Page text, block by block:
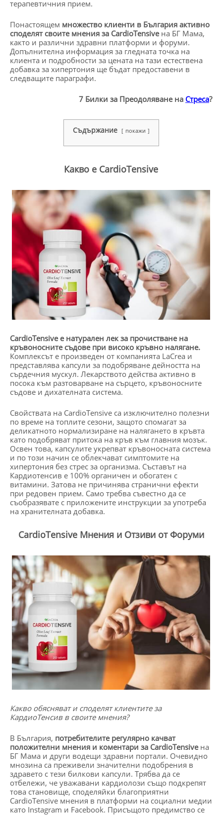
терапевтичния прием.
Понастоящем множество клиенти в България активно
споделят своите мнения за CardioTensiveна БГ Мама,
както и различни здравни платформи и форуми.
Допълнителна информация за гледната точка на
клиента и подробности за цената на тази естествена
добавка за хипертония ще бъдат предоставени в
следващите параграфи.
7 Билки за Преодоляване на Стреса?
Съдържание покажи
Какво e CardioTensive
CardioTensive е натурален лек за прочистване на
кръвоносните съдове при високо кръвно налягане.
Комплексът е произведен от компанията LaCrea и
представлява капсули за подобряване дейността на
сърдечния мускул. Лекарството действа активно в
посока към разтоварване на сърцето, кръвоносните
съдове и дихателната система.
Свойствата на CardioTensive са изключително полезни
по време на топлите сезони, защото спомагат за
деликатното нормализиране на налягането в кръвта
като подобряват притока на кръв към главния мозък.
Освен това, капсулите укрепват кръвоносната система
и по този начин се облекчават симптомите на
хипертония без стрес за организма. Съставът на
Кардиотенсив е 100% органичен и обогатен с
витамини. Затова не причинява странични ефекти
при редовен прием. Само требва съвестно да се
съобразявате с приложените инструкции за употреба
на хранителната добавка.
CardioTensive Мнения и Отзиви от Форуми
Какво обясняват и споделят клиентите за
КардиоТенсив в своите мнения?
В България, потребителите регулярно качват
положителни мнения и коментари за CardioTensiveна
БГ Мама и други водещи здравни портали. Очевидно
мнозина са преживели значителни подобрения в
здравето с тези билкови капсули. Трябва да се
отбележи, че уважавани кардиолози също подкрепят
това становище, споделяйки благоприятни
CardioTensive мнения в платформи на социални медии
като Instagram и Facebook. Присъщото предимство се